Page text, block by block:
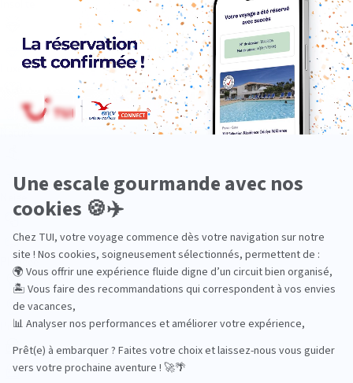
Luxe
Plongée
Premium